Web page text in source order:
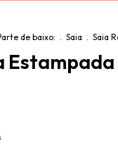
de baixo: . Saia . Saia
Estampada